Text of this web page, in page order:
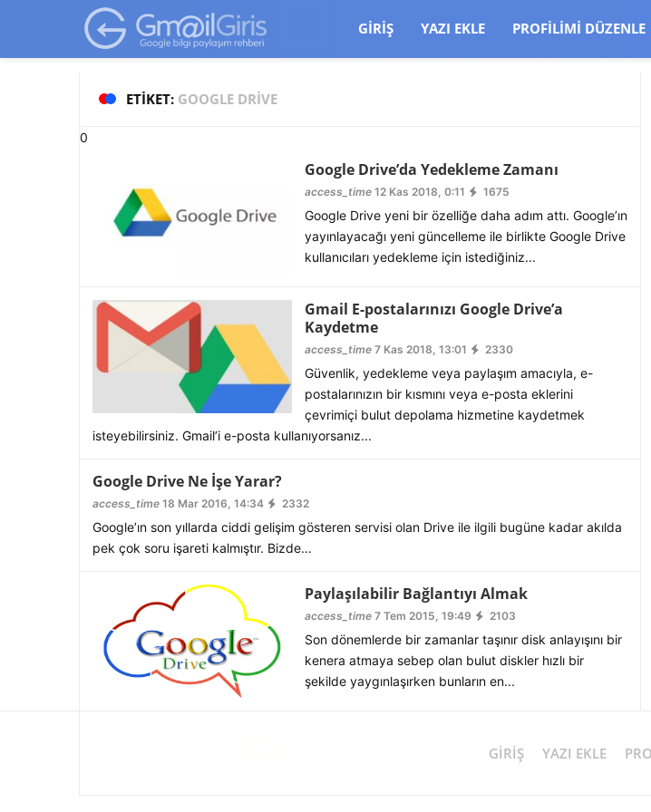
google-site-verification=vqSI0upH550kabR5X8xpjMYieaXmuBueYgCJBW3uetM
GIRIŞ YAZI EKLE PROFILIMI DÜZENLE
ETIKET: GOOGLE DRIVE
0
Google Drive’da Yedekleme Zamanı
access_time 12 Kas 2018, 0:11 1675
Google Drive yeni bir özelliğe daha adım attı. Google’ın
yayınlayacağı yeni güncelleme ile birlikte Google Drive
kullanıcıları yedekleme için istediğiniz...
Gmail E-postalarınızı Google Drive’a
Kaydetme
access_time 7 Kas 2018, 13:01 2330
Güvenlik, yedekleme veya paylaşım amacıyla, e-
postalarınızın bir kısmını veya e-posta eklerini
çevrimiçi bulut depolama hizmetine kaydetmek
isteyebilirsiniz. Gmail’i e-posta kullanıyorsanız...
Google Drive Ne İşe Yarar?
access_time 18 Mar 2016, 14:34 2332
Google’ın son yıllarda ciddi gelişim gösteren servisi olan Drive ile ilgili bugüne kadar akılda
pek çok soru işareti kalmıştır. Bizde...
Paylaşılabilir Bağlantıyı Almak
access_time 7 Tem 2015, 19:49 2103
Son dönemlerde bir zamanlar taşınır disk anlayışını bir
kenera atmaya sebep olan bulut diskler hızlı bir
şekilde yaygınlaşırken bunların en...
GIRIŞ YAZI EKLE